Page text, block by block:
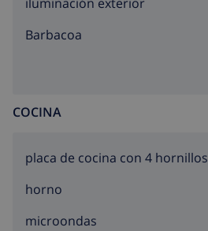
barbacoa
COCINA
placa de cocina con 4 hornillos
horno
microondas